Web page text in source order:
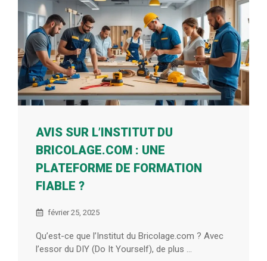
AVIS SUR L’INSTITUT DU
BRICOLAGE.COM : UNE
PLATEFORME DE FORMATION
FIABLE ?
février 25, 2025
Qu’est-ce que l’Institut du Bricolage.com ? Avec
l’essor du DIY (Do It Yourself), de plus ...